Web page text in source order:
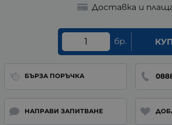
Доставка и
бр.
БЪРЗА ПОРЪЧКА
НАПРАВИ ЗАПИТВАНЕ